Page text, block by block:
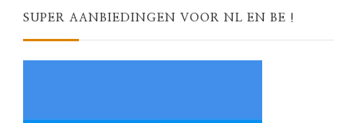
SUPER AANBIEDINGEN VOOR NL EN BE !